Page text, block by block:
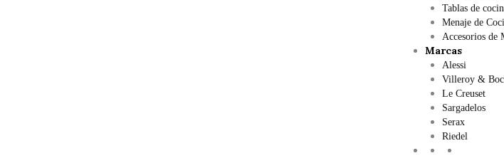
Tablas de
Menaje de
Accesorios de
Marcas
Alessi
Villeroy &
Le Creuset
Sargadelos
Serax
Riedel